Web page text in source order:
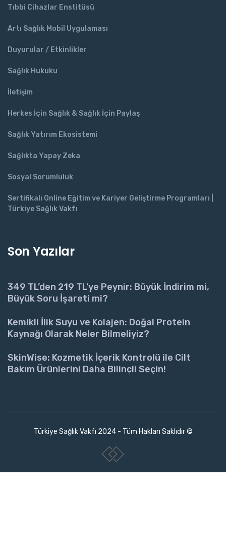
Tıbbi Cihazlar Enstitüsü
Artı Sağlık Mobil Uygulaması
Duyurular / Etkinlikler
Sağlık Hukuku
İletişim
Herkes İçin Sağlık & Sağlık İçin Paylaş
Sağlık Yatırım Ekosistemi
Sağlıkta Yapay Zeka
Sosyal Sorumluluk
Sertifikalı Online Eğitim ve Kariyer Geliştirme Programları |
Türkiye Sağlık Vakfı
Son Yazılar
349 TL’den 219 TL’ye Peynir: Büyük İndirim mi,
Büyük Soru İşareti mi?
Kemikli İlik Suyu ve Kolajen: Doğal Protein
Kaynağı Olarak Neler Bilmeliyiz?
SkinWise: Kozmetik İçerik Kontrolü ile Cilt
Bakım Ürünlerini Daha Bilinçli Seçin!
Türkiye Sağlık Vakfı 2024 - Tüm Hakları Saklıdır ©
www.collectivepeople.com.tr